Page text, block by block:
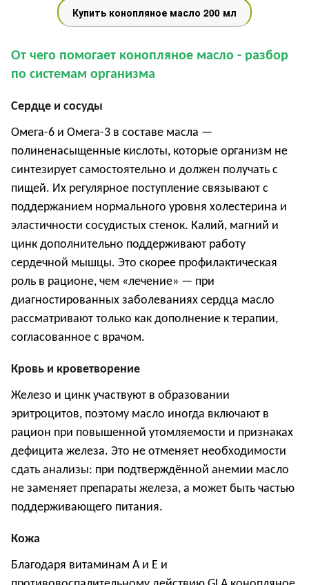
Купить конопляное масло 200 мл
От чего помогает конопляное масло - разбор
по системам организма
Сердце и сосуды
Омега-6 и Омега-3 в составе масла —
полиненасыщенные кислоты, которые организм не
синтезирует самостоятельно и должен получать с
пищей. Их регулярное поступление связывают с
поддержанием нормального уровня холестерина и
эластичности сосудистых стенок. Калий, магний и
цинк дополнительно поддерживают работу
сердечной мышцы. Это скорее профилактическая
роль в рационе, чем «лечение» — при
диагностированных заболеваниях сердца масло
рассматривают только как дополнение к терапии,
согласованное с врачом.
Кровь и кроветворение
Железо и цинк участвуют в образовании
эритроцитов, поэтому масло иногда включают в
рацион при повышенной утомляемости и признаках
дефицита железа. Это не отменяет необходимости
сдать анализы: при подтверждённой анемии масло
не заменяет препараты железа, а может быть частью
поддерживающего питания.
Кожа
Благодаря витаминам A и E и